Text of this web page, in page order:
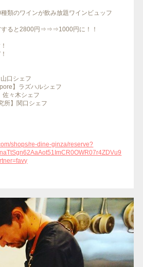
類のワインが飲み放題ワインビュッフ
すると2800円⇒⇒⇒1000円に！！
口シェフ
】ラズハルシェフ
佐々木シェフ
所】関口シェフ
shops/re-dine-ginza/reserve?